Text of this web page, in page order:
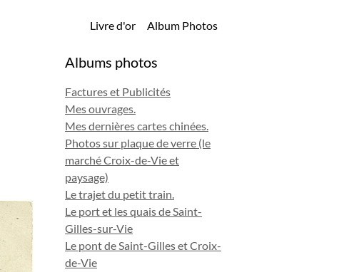
Livre d'or Album Photos
Albums photos
Factures et Publicités
Mes ouvrages.
Mes dernières cartes chinées.
Photos sur plaque de verre (le
marché Croix-de-Vie et
paysage)
Le trajet du petit train.
Le port et les quais de Saint-
Gilles-sur-Vie
Le pont de Saint-Gilles et Croix-
de-Vie